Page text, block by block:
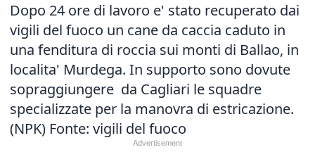
Dopo 24 ore di lavoro e' stato recuperato dai
vigili del fuoco un cane da caccia caduto in
una fenditura di roccia sui monti di Ballao, in
localita' Murdega. In supporto sono dovute
sopraggiungere da Cagliari le squadre
specializzate per la manovra di estricazione.
(NPK) Fonte: vigili del fuoco